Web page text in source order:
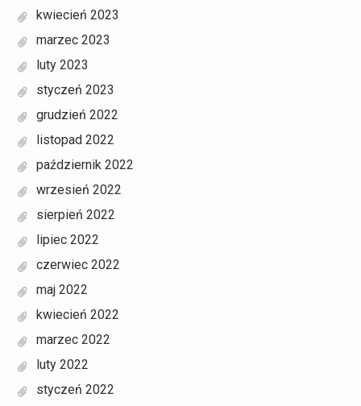
kwiecień 2023
marzec 2023
luty 2023
styczeń 2023
grudzień 2022
listopad 2022
październik 2022
wrzesień 2022
sierpień 2022
lipiec 2022
czerwiec 2022
maj 2022
kwiecień 2022
marzec 2022
luty 2022
styczeń 2022